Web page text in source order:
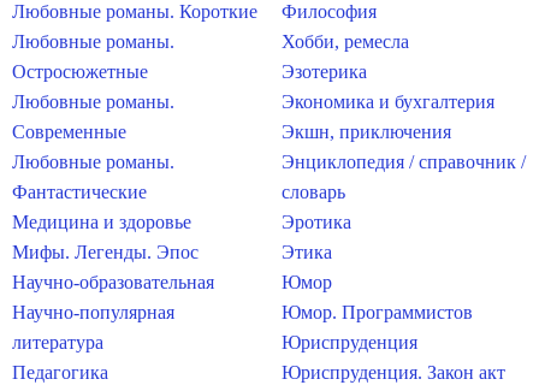
Любовные романы. Короткие
Любовные романы.
Остросюжетные
Любовные романы.
Современные
Любовные романы.
Фантастические
Медицина и здоровье
Мифы. Легенды. Эпос
Научно-образовательная
Научно-популярная
литература
Педагогика
Философия
Хобби, ремесла
Эзотерика
Экономика и бухгалтерия
Экшн, приключения
Энциклопедия / справочник /
словарь
Эротика
Этика
Юмор
Юмор. Программистов
Юриспруденция
Юриспруденция. Закон акт